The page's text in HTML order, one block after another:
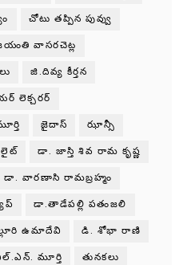
చోటు తప్పిన పువ్వు
వాసరచెట్ల
జి.దివ్య కీర్తన
లెక్చరర్
జైదాస్ ఝాన్సీ
లైట్ డా. జాస్తి శివ రామ కృష్ణ
డా. వారణాసి రామబ్రహ్మం
డా.తాడేపల్లి పతంజలి
ఉమాదేవి డి. శోభా రాణి
మూర్తి తునకలు